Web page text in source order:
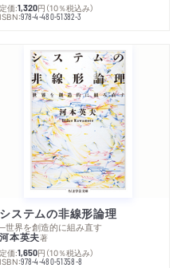
定価:1,320円 （10％税込み）
ISBN:978-4-480-51382-3
システムの非線形論理
─世界を創造的に組み直す
河本英夫著
定価:1,650円 （10％税込み）
ISBN:978-4-480-51358-8